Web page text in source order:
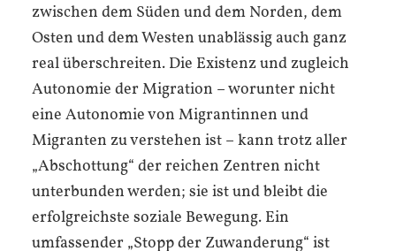
zwischen dem Süden und dem Norden, dem
Osten und dem Westen unablässig auch ganz
real überschreiten. Die Existenz und zugleich
Autonomie der Migration – worunter nicht
eine Autonomie von Migrantinnen und
Migranten zu verstehen ist – kann trotz aller
„Abschottung“ der reichen Zentren nicht
unterbunden werden; sie ist und bleibt die
erfolgreichste soziale Bewegung. Ein
umfassender „Stopp der Zuwanderung“ ist